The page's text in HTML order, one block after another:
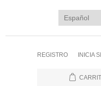
REGISTRO INICIA